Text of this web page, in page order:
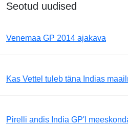
Seotud uudised
Venemaa GP 2014 ajakava
Kas Vettel tuleb täna Indias
Pirelli andis India GP'l